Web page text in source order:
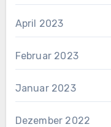
April 2023
Februar 2023
Januar 2023
Dezember 2022